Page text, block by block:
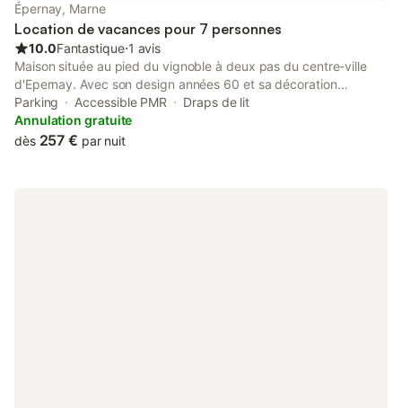
Épernay, Marne
Location de vacances pour 7 personnes
10.0Fantastique⋅1 avis
Maison située au pied du vignoble à deux pas du centre-ville
d'Epernay. Avec son design années 60 et sa décoration
soignée, la Maison est idéale pour profiter à la fois du centre-
ville et d'un cadre paisible au milieu de la nature. Composée de
4 chambres, un grand séjour et salle à manger, une grande
Parking Accessible PMR
Draps de lit
Annulation gratuite
dès 257 € par nuit